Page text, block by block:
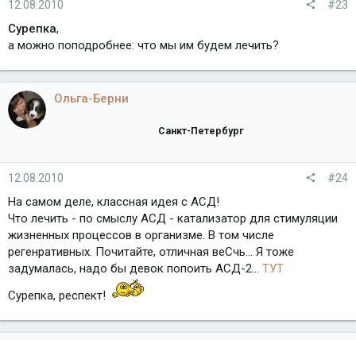
12.08.2010 #23
Сурепка,
а можно поподробнее: что мы им будем лечить?
Ольга-Берни
Санкт-Петербург
12.08.2010 #24
На самом деле, классная идея с АСД!
Что лечить - по смыслу АСД - катализатор для стимуляции
жизненных процессов в организме. В том числе
регенративных. Почитайте, отличная веСчь... Я тоже
задумалась, надо бы девок попоить АСД-2... ТУТ
Сурепка, респект!